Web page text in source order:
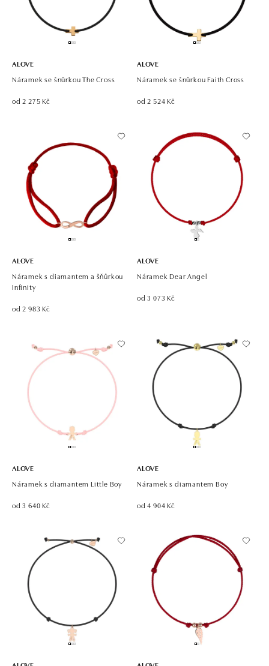
ALOVE
Náramek se šnůrkou The Cross
od 2 275 Kč
ALOVE
Náramek se šnůrkou Faith Cross
od 2 524 Kč
ALOVE
Náramek s diamantem a šňůrkou
Infinity
od 2 983 Kč
ALOVE
Náramek Dear Angel
od 3 073 Kč
ALOVE
Náramek s diamantem Little Boy
od 3 640 Kč
ALOVE
Náramek s diamantem Boy
od 4 904 Kč